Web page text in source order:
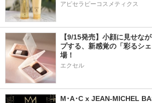
アピセラピーコスメティクス
【9/15発売】小顔に見せな
プする、新感覚の「彩るシ
場！
エクセル
M･A･C x JEAN-MICHEL